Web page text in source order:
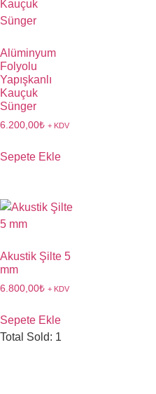
Alüminyum
Folyolu
Yapışkanlı
Kauçuk
Sünger
6.200,00₺ + KDV
Sepete Ekle
Akustik Şilte 5
mm
6.800,00₺ + KDV
Sepete Ekle
Total Sold: 1